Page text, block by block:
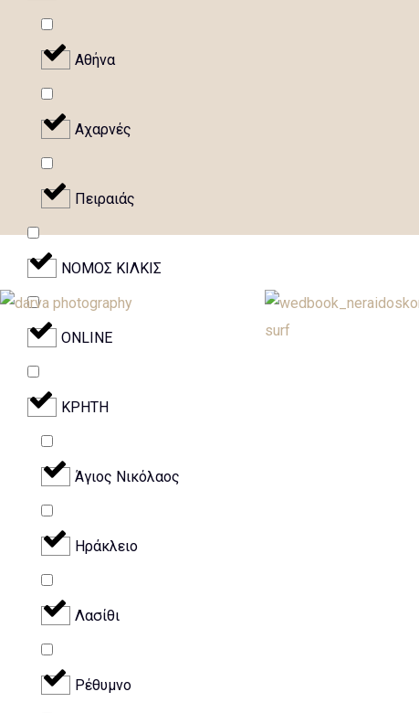
Αθήνα
Αχαρνές
Πειραιάς
NOMOΣ ΚΙΛΚΙΣ
ONLINE
ΚΡΗΤΗ
Άγιος Νικόλαος
Ηράκλειο
Λασίθι
Ρέθυμνο